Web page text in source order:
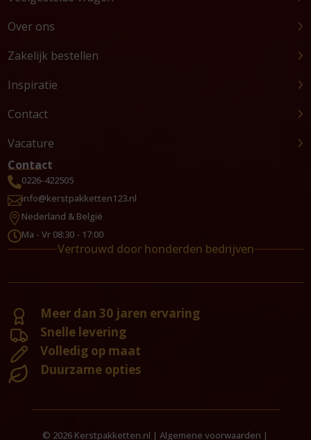
Over ons
Zakelijk bestellen
Inspiratie
Contact
Vacature
Contact
0226-422505
info@kerstpakketten123.nl
 Nederland & België
Ma - Vr 08:30 - 17:00
Vertrouwd door honderden bedrijven
Meer dan 30 jaren ervaring
Snelle levering
Volledig op maat
Duurzame opties
© 2026 Kerstpakketten.nl |Algemene voorwaarden |